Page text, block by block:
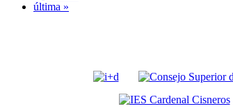
última »